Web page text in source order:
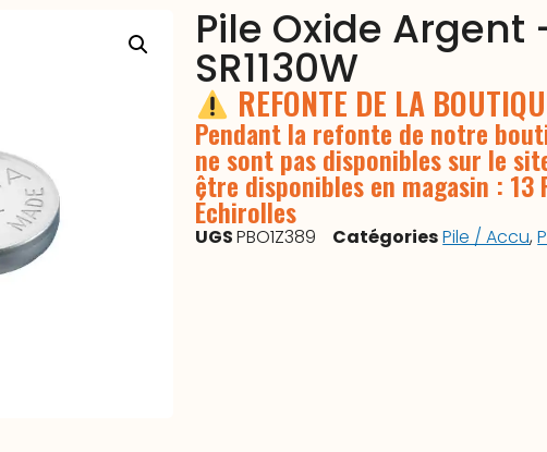
Pile Oxide Argent
SR1130W
REFONTE DE LA
Pendant la refonte de notre
ne sont pas disponibles sur le
être disponibles en magasin : 13
Échirolles
UGSPBO1Z389 CatégoriesPile / Accu,